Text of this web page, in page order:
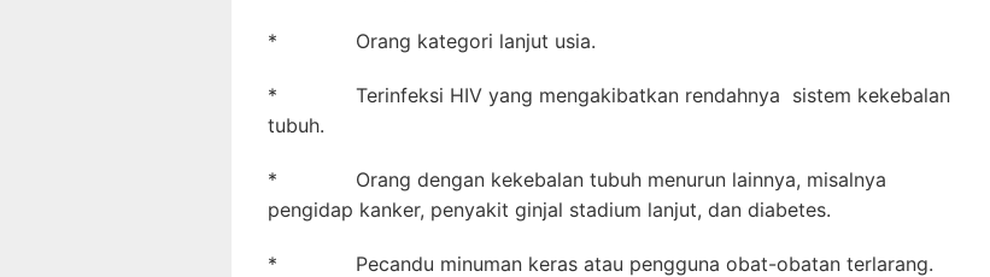
* Orang kategori lanjut usia.
* Terinfeksi HIV yang mengakibatkan rendahnya sistem kekebalan
tubuh.
* Orang dengan kekebalan tubuh menurun lainnya, misalnya
pengidap kanker, penyakit ginjal stadium lanjut, dan diabetes.
* Pecandu minuman keras atau pengguna obat-obatan terlarang.